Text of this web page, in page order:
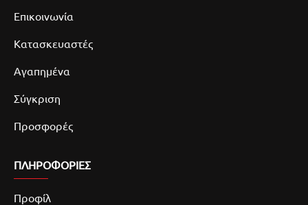
Επικοινωνία
Κατασκευαστές
Αγαπημένα
Σύγκριση
Προσφορές
ΠΛΗΡΟΦΟΡΙΕΣ
Προφίλ